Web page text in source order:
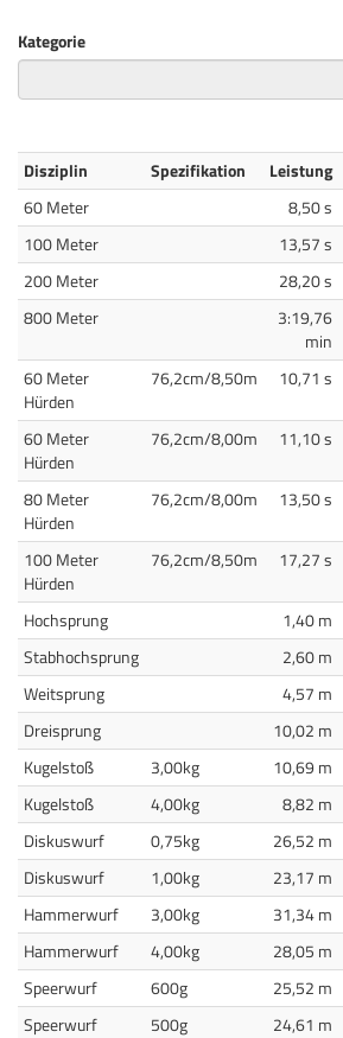
Kategorie
Disziplin Spezifikation Leistung
60 Meter
8,50 s
100 Meter
13,57 s
200 Meter
28,20 s
800 Meter
3:19,76
min
60 Meter
Hürden
76,2cm/8,50m 10,71 s
60 Meter
Hürden
76,2cm/8,00m 11,10 s
80 Meter
Hürden
76,2cm/8,00m 13,50 s
100 Meter
Hürden
76,2cm/8,50m 17,27 s
Hochsprung 1,40 m
Stabhochsprung
2,60 m
Weitsprung
4,57 m
Dreisprung
10,02 m
Kugelstoß
3,00kg 10,69 m
Kugelstoß
4,00kg 8,82 m
Diskuswurf
0,75kg 26,52 m
Diskuswurf
1,00kg 23,17 m
Hammerwurf
3,00kg 31,34 m
Hammerwurf
4,00kg 28,05 m
Speerwurf
600g 25,52 m
Speerwurf
500g 24,61 m